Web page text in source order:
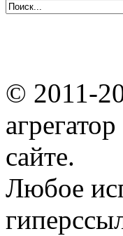
© 2011-
сайте.
Любое